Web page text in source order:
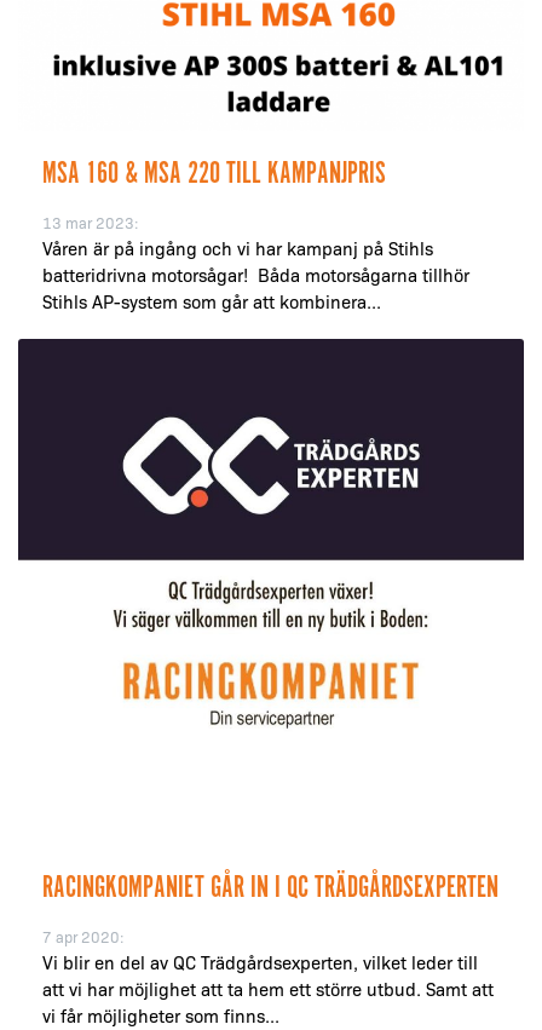
MSA 160 & MSA 220 TILL KAMPANJPRIS
13 mar 2023:
Våren är på ingång och vi har kampanj på Stihls
batteridrivna motorsågar! Båda motorsågarna tillhör
Stihls AP-system som går att kombinera...
RACINGKOMPANIET GÅR IN I QC TRÄDGÅRDSEXPERTEN
7 apr 2020:
Vi blir en del av QC Trädgårdsexperten, vilket leder till
att vi har möjlighet att ta hem ett större utbud. Samt att
vi får möjligheter som finns...